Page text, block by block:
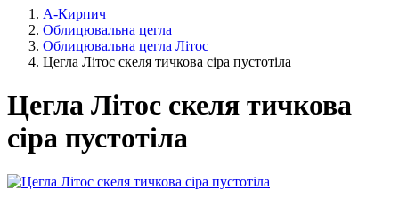
А-Кирпич
Облицювальна цегла
Облицювальна цегла Літос
Цегла Літос скеля тичкова сіра пустотіла
Цегла Літос скеля тичкова
сіра пустотіла